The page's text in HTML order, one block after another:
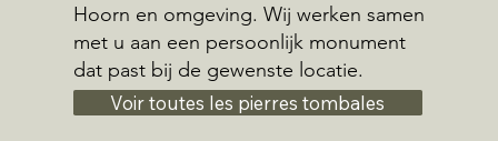
Hoorn en omgeving. Wij werken samen
met u aan een persoonlijk monument
dat past bij de gewenste locatie.
Voir toutes les pierres tombales